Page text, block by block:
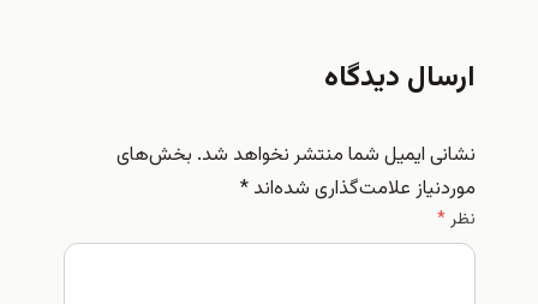
ارسال دیدگاه
نشانی ایمیل شما منتشر نخواهد شد. بخش‌های
موردنیاز علامت‌گذاری شده‌اند*
نظر*